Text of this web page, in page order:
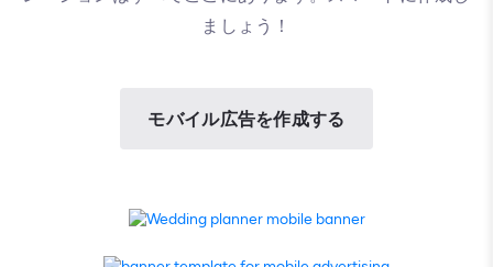
ましょう！
モバイル広告を作成する